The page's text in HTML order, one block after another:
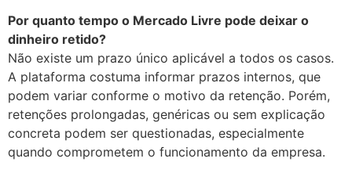
Por quanto tempo o Mercado Livre pode deixar o
dinheiro retido?
Não existe um prazo único aplicável a todos os casos.
A plataforma costuma informar prazos internos, que
podem variar conforme o motivo da retenção. Porém,
retenções prolongadas, genéricas ou sem explicação
concreta podem ser questionadas, especialmente
quando comprometem o funcionamento da empresa.